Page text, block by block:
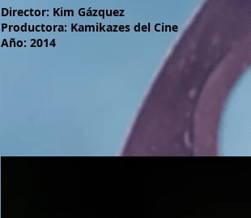
Director: Kim Gázquez
Productora: Kamikazes del Cine
Año: 2014